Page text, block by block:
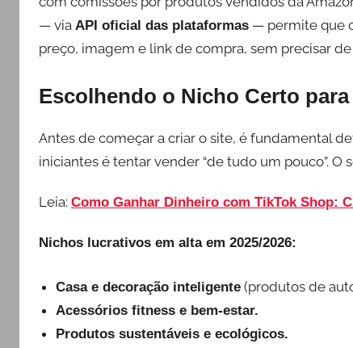
— via API oficial das plataformas — permite que
preço, imagem e link de compra, sem precisar
Escolhendo o Nicho Certo
Antes de começar a criar o site, é fundamental
iniciantes é tentar vender “de tudo um pouco”. O
Leia: Como Ganhar Dinheiro com TikTok Shop:
Nichos lucrativos em alta em 2025/2026:
Casa e decoração inteligente (produtos de
Acessórios fitness e bem-estar.
Produtos sustentáveis e ecológicos.